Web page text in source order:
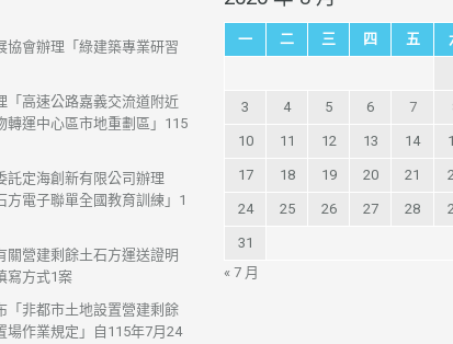
協會辦理「綠建築專業研習
「高速公路嘉義交流道附近
轉運中心區市地重劃區」115
託定海創新有限公司辦理
方電子聯單全國教育訓練」1
關營建剩餘土石方運送證明
寫方式1案
「非都市土地設置營建剩餘
場作業規定」自115年7月24
一 二 三 四 五
3 4 5 6 7
10 11 12 13 14
17 18 19 20 21
24 25 26 27 28
31
« 7 月